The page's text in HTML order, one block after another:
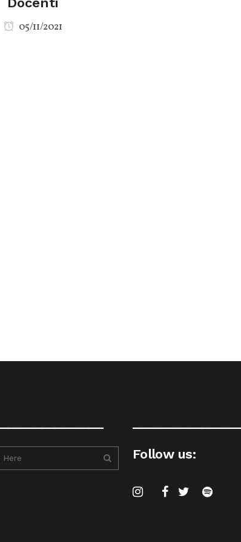
05/11/2021
Follow us: